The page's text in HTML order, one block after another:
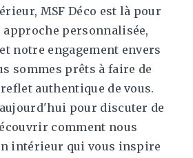
MSF Déco est là pour
approche personnalisée,
notre engagement envers
sommes prêts à faire de
authentique de vous.
pour discuter de
comment nous
intérieur qui vous inspire